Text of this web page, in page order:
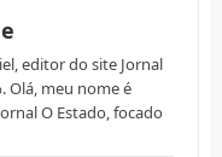
editor do site Jornal
Olá, meu nome é
O Estado, focado